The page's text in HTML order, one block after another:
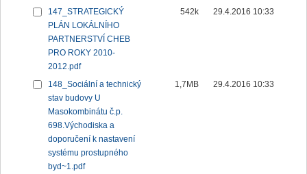
147_STRATEGICKÝ
PLÁN LOKÁLNÍHO
PARTNERSTVÍ CHEB
PRO ROKY 2010-
2012.pdf
542k 29.4.2016 10:33
148_Sociální a technický
stav budovy U
Masokombinátu č.p.
698.Východiska a
doporučení k nastavení
systému prostupného
byd~1.pdf
1,7MB 29.4.2016 10:33